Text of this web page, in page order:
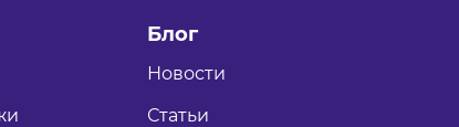
Блог
Новости
Статьи